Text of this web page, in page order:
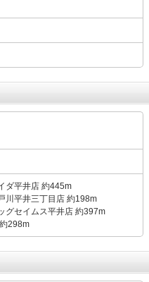
ダ平井店 約445m
川平井三丁目店 約198m
グセイムス平井店 約397m
298m